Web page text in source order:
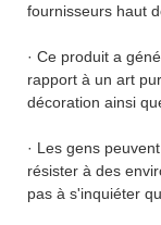
fournisseurs haut
· Ce produit a
rapport à un art
décoration ainsi
· Les gens
résister à des
pas à s'inquiéter